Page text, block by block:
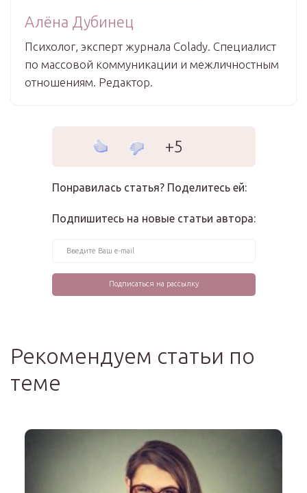
Алёна Дубинец
Психолог, эксперт журнала Colady. Специалист
по массовой коммуникации и межличностным
отношениям. Редактор.
+5
Понравилась статья? Поделитесь ей:
Подпишитесь на новые статьи автора:
Рекомендуем статьи по
теме